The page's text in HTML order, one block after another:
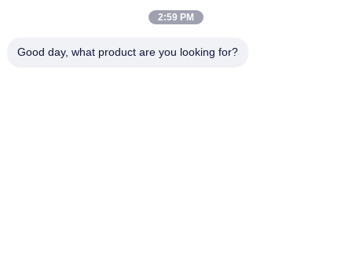
オンライン曲げ能力60個/時間メッシュ サイズ50*200mmの柵
2:59 PM
Good day, what product are you looking for?